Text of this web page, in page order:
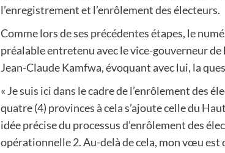
l’enregistrement et l’enrôlement des électeurs.
Comme lors de ses précédentes étapes, le
préalable entretenu avec le vice-gouverneur
Jean-Claude Kamfwa, évoquant avec lui, la
« Je suis ici dans le cadre de l’enrôlement des
quatre (4) provinces à cela s’ajoute celle du
idée précise du processus d’enrôlement des
opérationnelle 2. Au-delà de cela, mon vœu est